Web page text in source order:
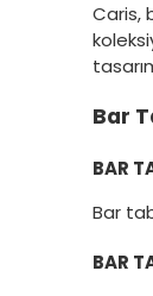
Caris,
Bar
BAR
Bar
BAR